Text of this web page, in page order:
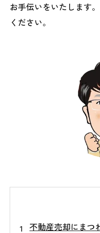
お手伝いをいたします
ください。
不動産売却にまつ